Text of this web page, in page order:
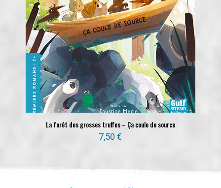
La forêt des grosses truffes – Ça coule de source
7,50€